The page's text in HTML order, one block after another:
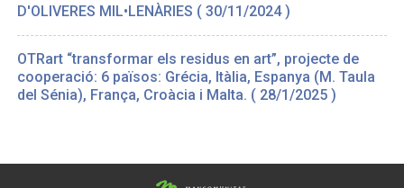
D'OLIVERES MIL•LENÀRIES ( 30/11/2024 )
OTRart “transformar els residus en art”, projecte de
cooperació: 6 països: Grécia, Itàlia, Espanya (M. Taula
del Sénia), França, Croàcia i Malta. ( 28/1/2025 )